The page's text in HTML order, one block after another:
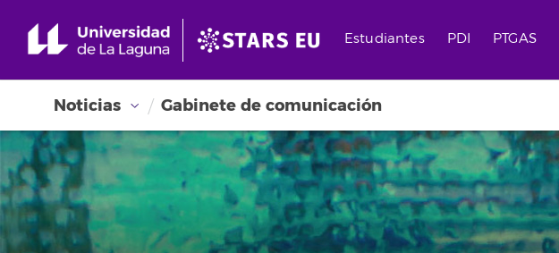
Estudiantes PDI PTGAS
Noticias Gabinete de comunicación